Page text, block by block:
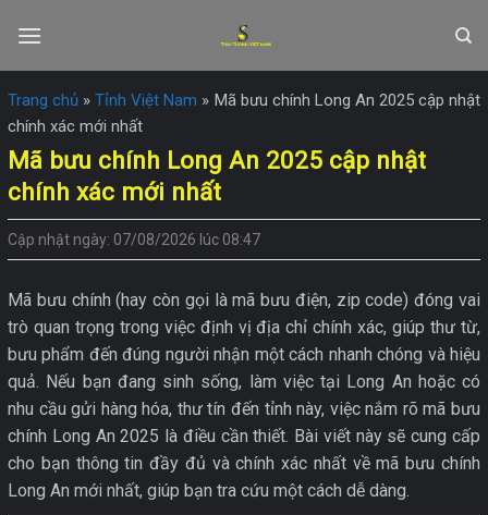
content
Trang chủ »Tỉnh Việt Nam » Mã bưu chính Long An 2025 cập nhật
chính xác mới nhất
Mã bưu chính Long An 2025 cập nhật
chính xác mới nhất
Cập nhật ngày: 07/08/2026 lúc 08:47
Mã bưu chính (hay còn gọi là mã bưu điện, zip code) đóng vai
trò quan trọng trong việc định vị địa chỉ chính xác, giúp thư từ,
bưu phẩm đến đúng người nhận một cách nhanh chóng và hiệu
quả. Nếu bạn đang sinh sống, làm việc tại Long An hoặc có
nhu cầu gửi hàng hóa, thư tín đến tỉnh này, việc nắm rõ mã bưu
chính Long An 2025 là điều cần thiết. Bài viết này sẽ cung cấp
cho bạn thông tin đầy đủ và chính xác nhất về mã bưu chính
Long An mới nhất, giúp bạn tra cứu một cách dễ dàng.